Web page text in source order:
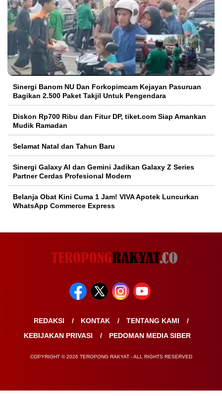
Sinergi Banom NU Dan Forkopimcam Kejayan Pasuruan
Bagikan 2.500 Paket Takjil Untuk Pengendara
Diskon Rp700 Ribu dan Fitur DP, tiket.com Siap Amankan
Mudik Ramadan
Selamat Natal dan Tahun Baru
Sinergi Galaxy AI dan Gemini Jadikan Galaxy Z Series
Partner Cerdas Profesional Modern
Belanja Obat Kini Cuma 1 Jam! VIVA Apotek Luncurkan
WhatsApp Commerce Express
REDAKSI KONTAK
TENTANG KAMI
KEBIJAKAN PRIVASI
PEDOMAN MEDIA SIBER
COPYRIGHT © 2026 TEROPONG RAKYAT - ALL RIGHTS RESERVED